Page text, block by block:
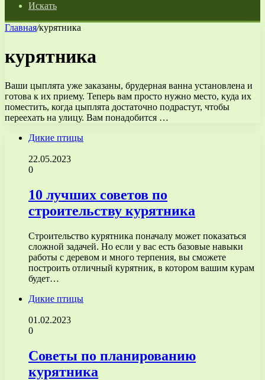
Искать
Главная/курятника
курятника
Ваши цыплята уже заказаны, брудерная ванна установлена и
готова к их приему. Теперь вам просто нужно место, куда их
поместить, когда цыплята достаточно подрастут, чтобы
переехать на улицу. Вам понадобится …
Дикие птицы
22.05.2023
0
10 лучших советов по
строительству курятника
Строительство курятника поначалу может показаться
сложной задачей. Но если у вас есть базовые навыки
работы с деревом и много терпения, вы сможете
построить отличный курятник, в котором вашим курам
будет…
Дикие птицы
01.02.2023
0
Советы по планированию
курятника